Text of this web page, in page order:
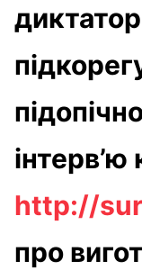
http://
про